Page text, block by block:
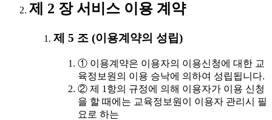
제 2 장 서비스 이용 계약
제 5 조 (이용계약의 성립)
① 이용계약은 이용자의 이용신청에 대한 교
육정보원의 이용 승낙에 의하여 성립됩니다.
② 제 1항의 규정에 의해 이용자가 이용 신청
을 할 때에는 교육정보원이 이용자 관리시 필
요로 하는